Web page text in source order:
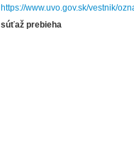
https://www.uvo.gov.sk/vestnik/
súťaž prebieha